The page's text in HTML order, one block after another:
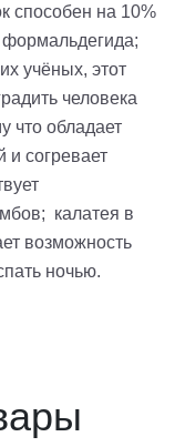
способен на 10%
формальдегида;
учёных, этот
человека
что обладает
и согревает
калатея в
возможность
ночью.